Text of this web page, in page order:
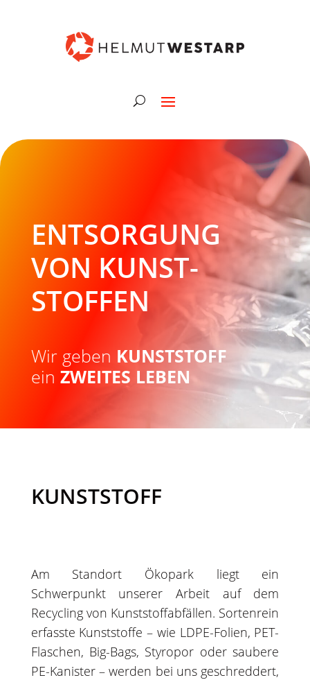
ENTSORGUNG
VON KUNST-
STOFFEN
Wir geben KUNSTSTOFF
ein ZWEITES LEBEN
KUNSTSTOFF
Am Standort Ökopark liegt ein
Schwerpunkt unserer Arbeit auf dem
Recycling von Kunststoffabfällen. Sortenrein
erfasste Kunststoffe – wie LDPE-Folien, PET-
Flaschen, Big-Bags, Styropor oder saubere
PE-Kanister – werden bei uns geschreddert,